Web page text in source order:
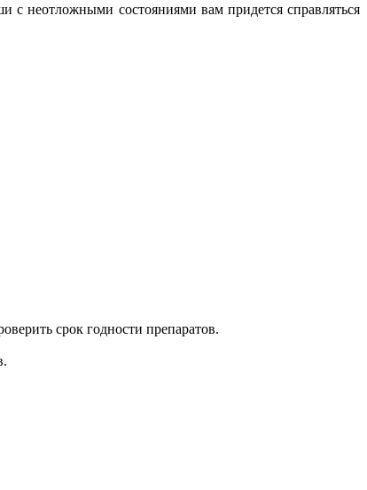
с неотложными состояниями вам придется справляться
срок годности препаратов.